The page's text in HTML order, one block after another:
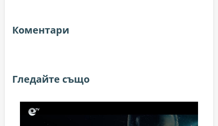
Коментари
Гледайте също